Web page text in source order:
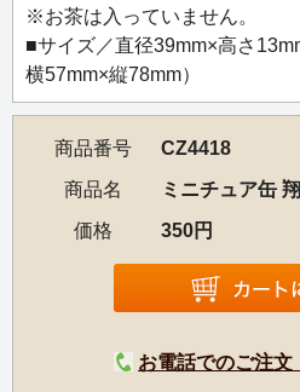
やかなデザインの2024年の干支
※お茶は入っていません。
■サイズ／直径39mm×高さ
横57mm×縦78mm）
商品番号
CZ4418
商品名
ミニチュア缶
価格
350円
お電話でのご注文